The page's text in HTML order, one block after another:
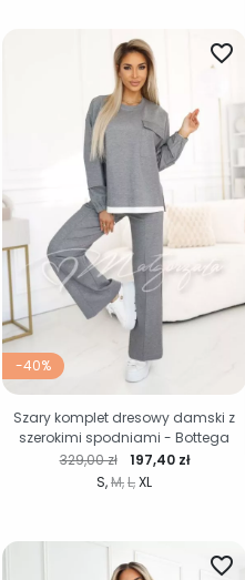
-40%
S M L XL
favorite_border
Cena regularna
329,00 zł Cena
197,40 zł
Szary komplet dresowy damski z
szerokimi spodniami - Bottega
favorite_border